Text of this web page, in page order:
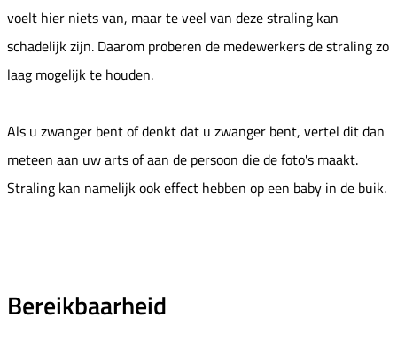
voelt hier niets van, maar te veel van deze straling kan
schadelijk zijn. Daarom proberen de medewerkers de straling zo
laag mogelijk te houden.
Als u zwanger bent of denkt dat u zwanger bent, vertel dit dan
meteen aan uw arts of aan de persoon die de foto's maakt.
Straling kan namelijk ook effect hebben op een baby in de buik.
Bereikbaarheid